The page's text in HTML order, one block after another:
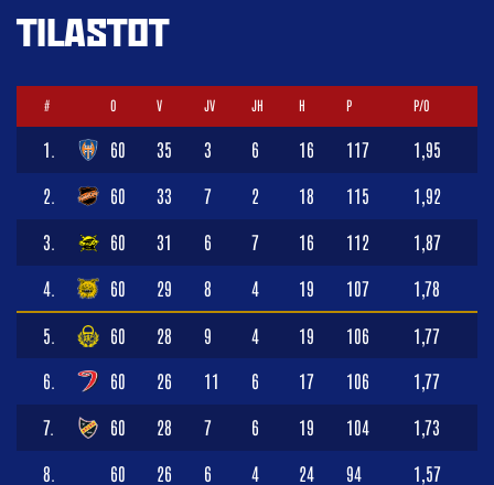
TILASTOT
# O V JV JH H P P/O
1. 60 35 3 6 16 117 1,95
2. 60 33 7 2 18 115 1,92
3. 60 31 6 7 16 112 1,87
4. 60 29 8 4 19 107 1,78
5. 60 28 9 4 19 106 1,77
6. 60 26 11 6 17 106 1,77
7. 60 28 7 6 19 104 1,73
8. 60 26 6 4 24 94 1,57